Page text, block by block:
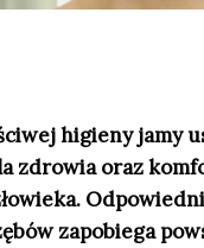
higieny jamy
zdrowia oraz
zapobiega